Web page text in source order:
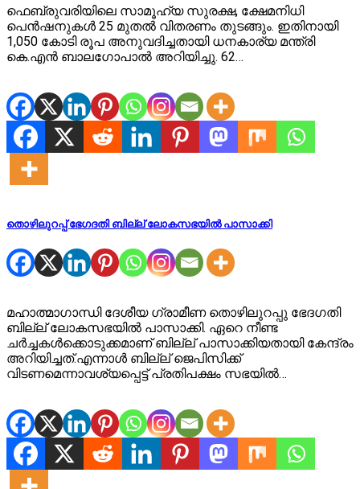
ഫെബ്രുവരിയിലെ സാമൂഹ്യ സുരക്ഷ, ക്ഷേമനിധി
പെന്‍ഷനുകള്‍ 25 മുതല്‍ വിതരണം തുടങ്ങും. ഇതിനായി
1,050 കോടി രൂപ അനുവദിച്ചതായി ധനകാര്യ മന്ത്രി
കെ.എന്‍ ബാലഗോപാല്‍ അറിയിച്ചു. 62…
തൊഴിലുറപ്പ് ഭേഗദതി ബില്ല് ലോകസഭയില്‍ പാസാക്കി
മഹാത്മാഗാന്ധി ദേശീയ ഗ്രാമീണ തൊഴിലുറപ്പു ഭേദഗതി
ബില്ല് ലോകസഭയില്‍ പാസാക്കി. ഏറെ നീണ്ട
ചര്‍ച്ചകള്‍ക്കൊടുക്കമാണ് ബില്ല് പാസാക്കിയതായി കേന്ദ്രം
അറിയിച്ചത്.എന്നാള്‍ ബില്ല് ജെപിസിക്ക്
വിടണമെന്നാവശ്യപ്പെട്ട് പ്രതിപക്ഷം സഭയില്‍…